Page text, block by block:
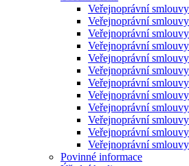
Veřejnoprávní
Veřejnoprávní
Veřejnoprávní
Veřejnoprávní
Veřejnoprávní
Veřejnoprávní
Veřejnoprávní
Veřejnoprávní
Veřejnoprávní
Veřejnoprávní
Veřejnoprávní
Veřejnoprávní
Povinné informace